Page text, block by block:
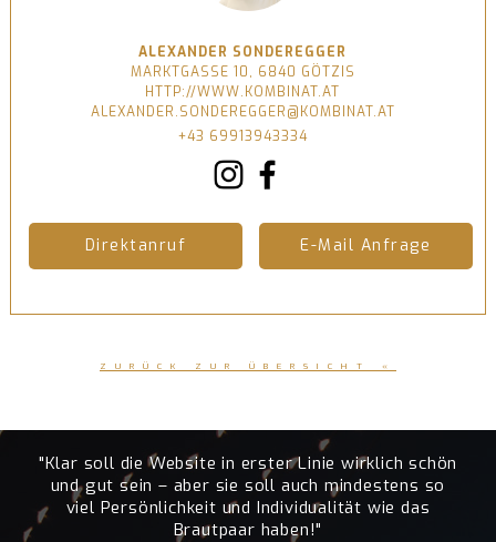
ALEXANDER SONDEREGGER
MARKTGASSE 10, 6840 GÖTZIS
HTTP://WWW.KOMBINAT.AT
ALEXANDER.SONDEREGGER@KOMBINAT.AT
+43 69913943334
Direktanruf E-Mail Anfrage
ZURÜCK ZUR ÜBERSICHT «
"Klar soll die Website in erster Linie wirklich schön
und gut sein – aber sie soll auch mindestens so
viel Persönlichkeit und Individualität wie das
Brautpaar haben!"